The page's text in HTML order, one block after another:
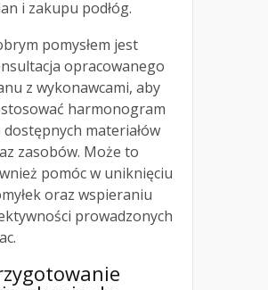
i zakupu podłóg.
pomysłem jest
opracowanego
z wykonawcami, aby
harmonogram
dostępnych materiałów
zasobów. Może to
pomóc w uniknięciu
oraz wspieraniu
prowadzonych